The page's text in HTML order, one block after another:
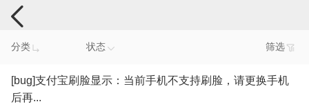
手机反馈
分类 状态 筛选
[bug]支付宝刷脸显示：当前手机不支持刷脸，请更换手机
后再...